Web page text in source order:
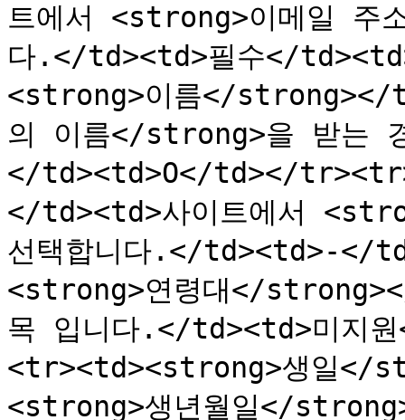
트에서 <strong>이메일 주
다.</td><td>필수</
<strong>이름</strong></
의 이름</strong>을 받는
</td><td>O</td></
</td><td>사이트에서
선택합니다.</td><td>-</
<strong>연령대</
목 입니다.</td><td>미지
<tr><td><strong>생일</
<strong>생년월일</